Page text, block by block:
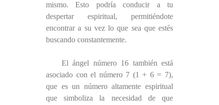
mismo. Esto podría conducir a tu
despertar espiritual, permitiéndote
encontrar a su vez lo que sea que estés
buscando constantemente.
El ángel número 16 también está
asociado con el número 7 (1 + 6 = 7),
que es un número altamente espiritual
que simboliza la necesidad de que